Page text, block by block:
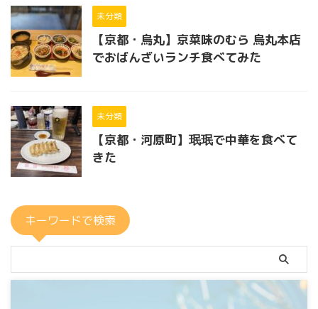
未分類
【京都・烏丸】京菜味のむら 烏丸本店
でおばんざいランチ食べてみた
未分類
【京都・河原町】珉珉で中華を食べて
きた
キーワードで検索